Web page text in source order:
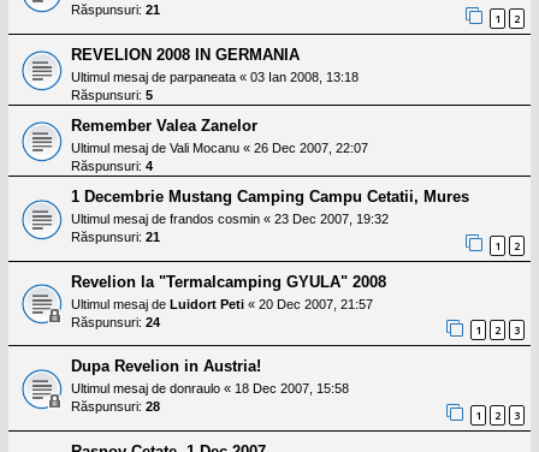
Răspunsuri: 21
1 2
REVELION 2008 IN GERMANIA
Ultimul mesaj de parpaneata « 03 Ian 2008, 13:18
Răspunsuri: 5
Remember Valea Zanelor
Ultimul mesaj de Vali Mocanu « 26 Dec 2007, 22:07
Răspunsuri: 4
1 Decembrie Mustang Camping Campu Cetatii, Mures
Ultimul mesaj de frandos cosmin « 23 Dec 2007, 19:32
Răspunsuri: 21
1 2
Revelion la "Termalcamping GYULA" 2008
Ultimul mesaj de Luidort Peti « 20 Dec 2007, 21:57
Răspunsuri: 24
1 2 3
Dupa Revelion in Austria!
Ultimul mesaj de donraulo « 18 Dec 2007, 15:58
Răspunsuri: 28
1 2 3